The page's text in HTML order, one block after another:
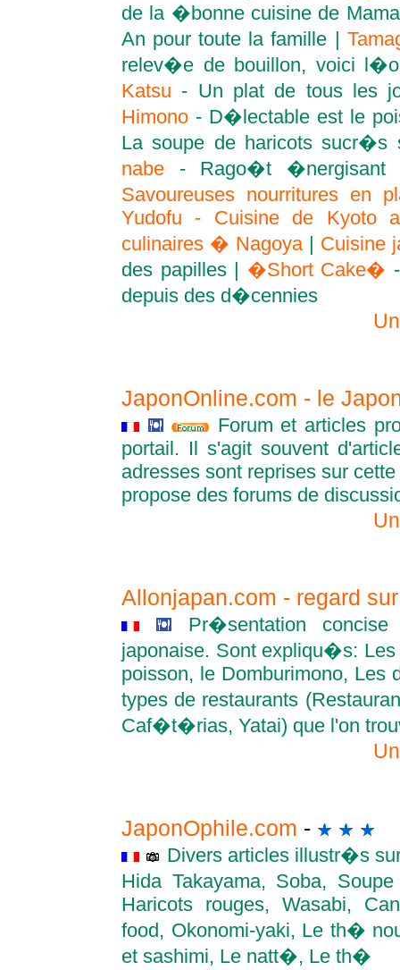
de la �bonne cuisine de
An pour toute la famille |
relev�e de bouillon, voici
Katsu - Un plat de tous les
Himono - D�lectable est le
La soupe de haricots
nabe - Rago�t �nergisant
Savoureuses nourritures en
Yudofu - Cuisine de Kyoto
culinaires � Nagoya| Cuisine
des papilles | �Short Cake�
depuis des d�cennies
JaponOnline.com - le
Forum et articles
portail. Il s'agit souvent
adresses sont reprises sur
propose des forums de
Allonjapan.com - regard
Pr�sentation
japonaise. Sont expliqu�s:
poisson, le Domburimono, Les
types de restaurants
Caf�t�rias, Yatai) que l'on
JaponOphile.com -
Divers articles illustr�s
Hida Takayama, Soba,
Haricots rouges, Wasabi,
food, Okonomi-yaki, Le th�
et sashimi, Le natt�, Le th�